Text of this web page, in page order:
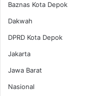
Baznas Kota Depok
Dakwah
DPRD Kota Depok
Jakarta
Jawa Barat
Nasional